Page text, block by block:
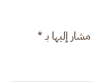
إليها بـ*